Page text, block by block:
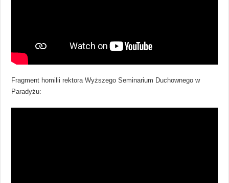
Fragment homilii rektora Wyższego Seminarium Duchownego w
Paradyżu: